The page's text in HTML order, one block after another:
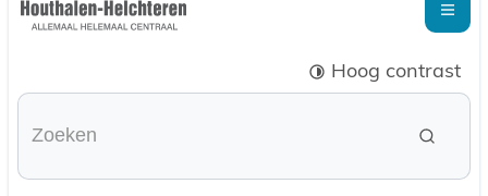
Hoog contrast
Waarmee kunnen we je helpen?